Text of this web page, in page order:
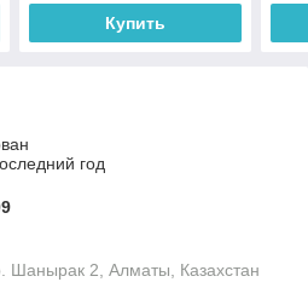
Купить
год
Шанырак 2, Алматы, Казахстан